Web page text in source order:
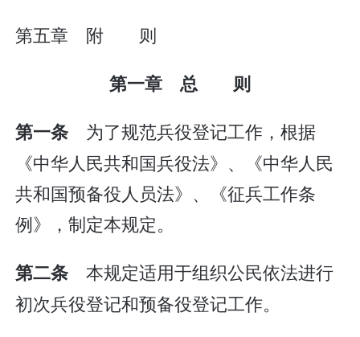
第五章 附 则
第一章 总 则
第一条 为了规范兵役登记工作，根据
《中华人民共和国兵役法》、《中华人民
共和国预备役人员法》、《征兵工作条
例》，制定本规定。
第二条本规定适用于组织公民依法进行
初次兵役登记和预备役登记工作。